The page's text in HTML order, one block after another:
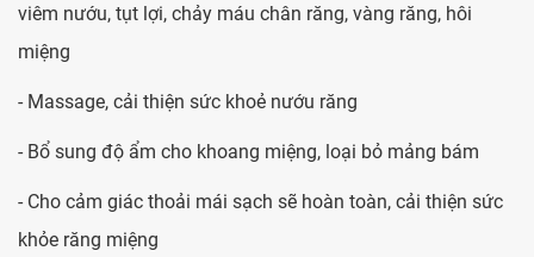
viêm nướu, tụt lợi, chảy máu chân răng, vàng răng, hôi
miệng
- Massage, cải thiện sức khoẻ nướu răng
- Bổ sung độ ẩm cho khoang miệng, loại bỏ mảng bám
- Cho cảm giác thoải mái sạch sẽ hoàn toàn, cải thiện sức
khỏe răng miệng